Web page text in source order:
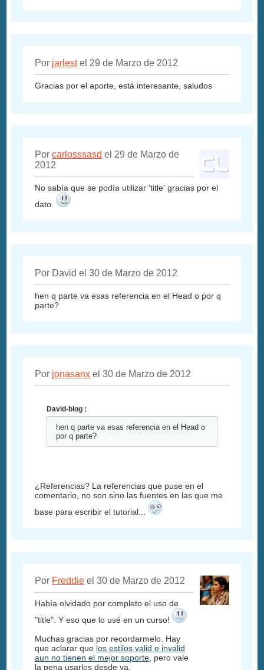
Por jarlestel 29 de Marzo de 2012
Gracias por el aporte, está interesante, saludos
Porcarlosssasd el 29 de Marzo de
2012
No sabía que se podía utilizar 'title' gracias por el
dato.
Por David el 30 de Marzo de 2012
hen q parte va esas referencia en el Head o por q
parte?
Por jonasanx el 30 de Marzo de 2012
David-blog :
hen q parte va esas referencia en el Head o
por q parte?
¿Referencias? La referencias que puse en el
comentario, no son sino las fuentes en las que me
base para escribir el tutorial...
Por Freddie el 30 de Marzo de 2012
Había olvidado por completo el uso de
"title". Y eso que lo usé en un curso!
Muchas gracias por recordarmelo. Hay
que aclarar que los estilos valid e invalid
aun no tienen el mejor soporte , pero vale
la pena usarlos desde ya.